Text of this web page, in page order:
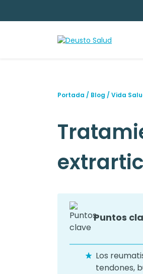
Portada / Blog / Vida
Puntos
Los
tendones,